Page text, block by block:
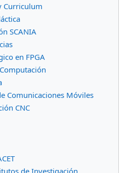
Curriculum
SCANIA
en FPGA
Comunicaciones Móviles
CNC
de Investigación